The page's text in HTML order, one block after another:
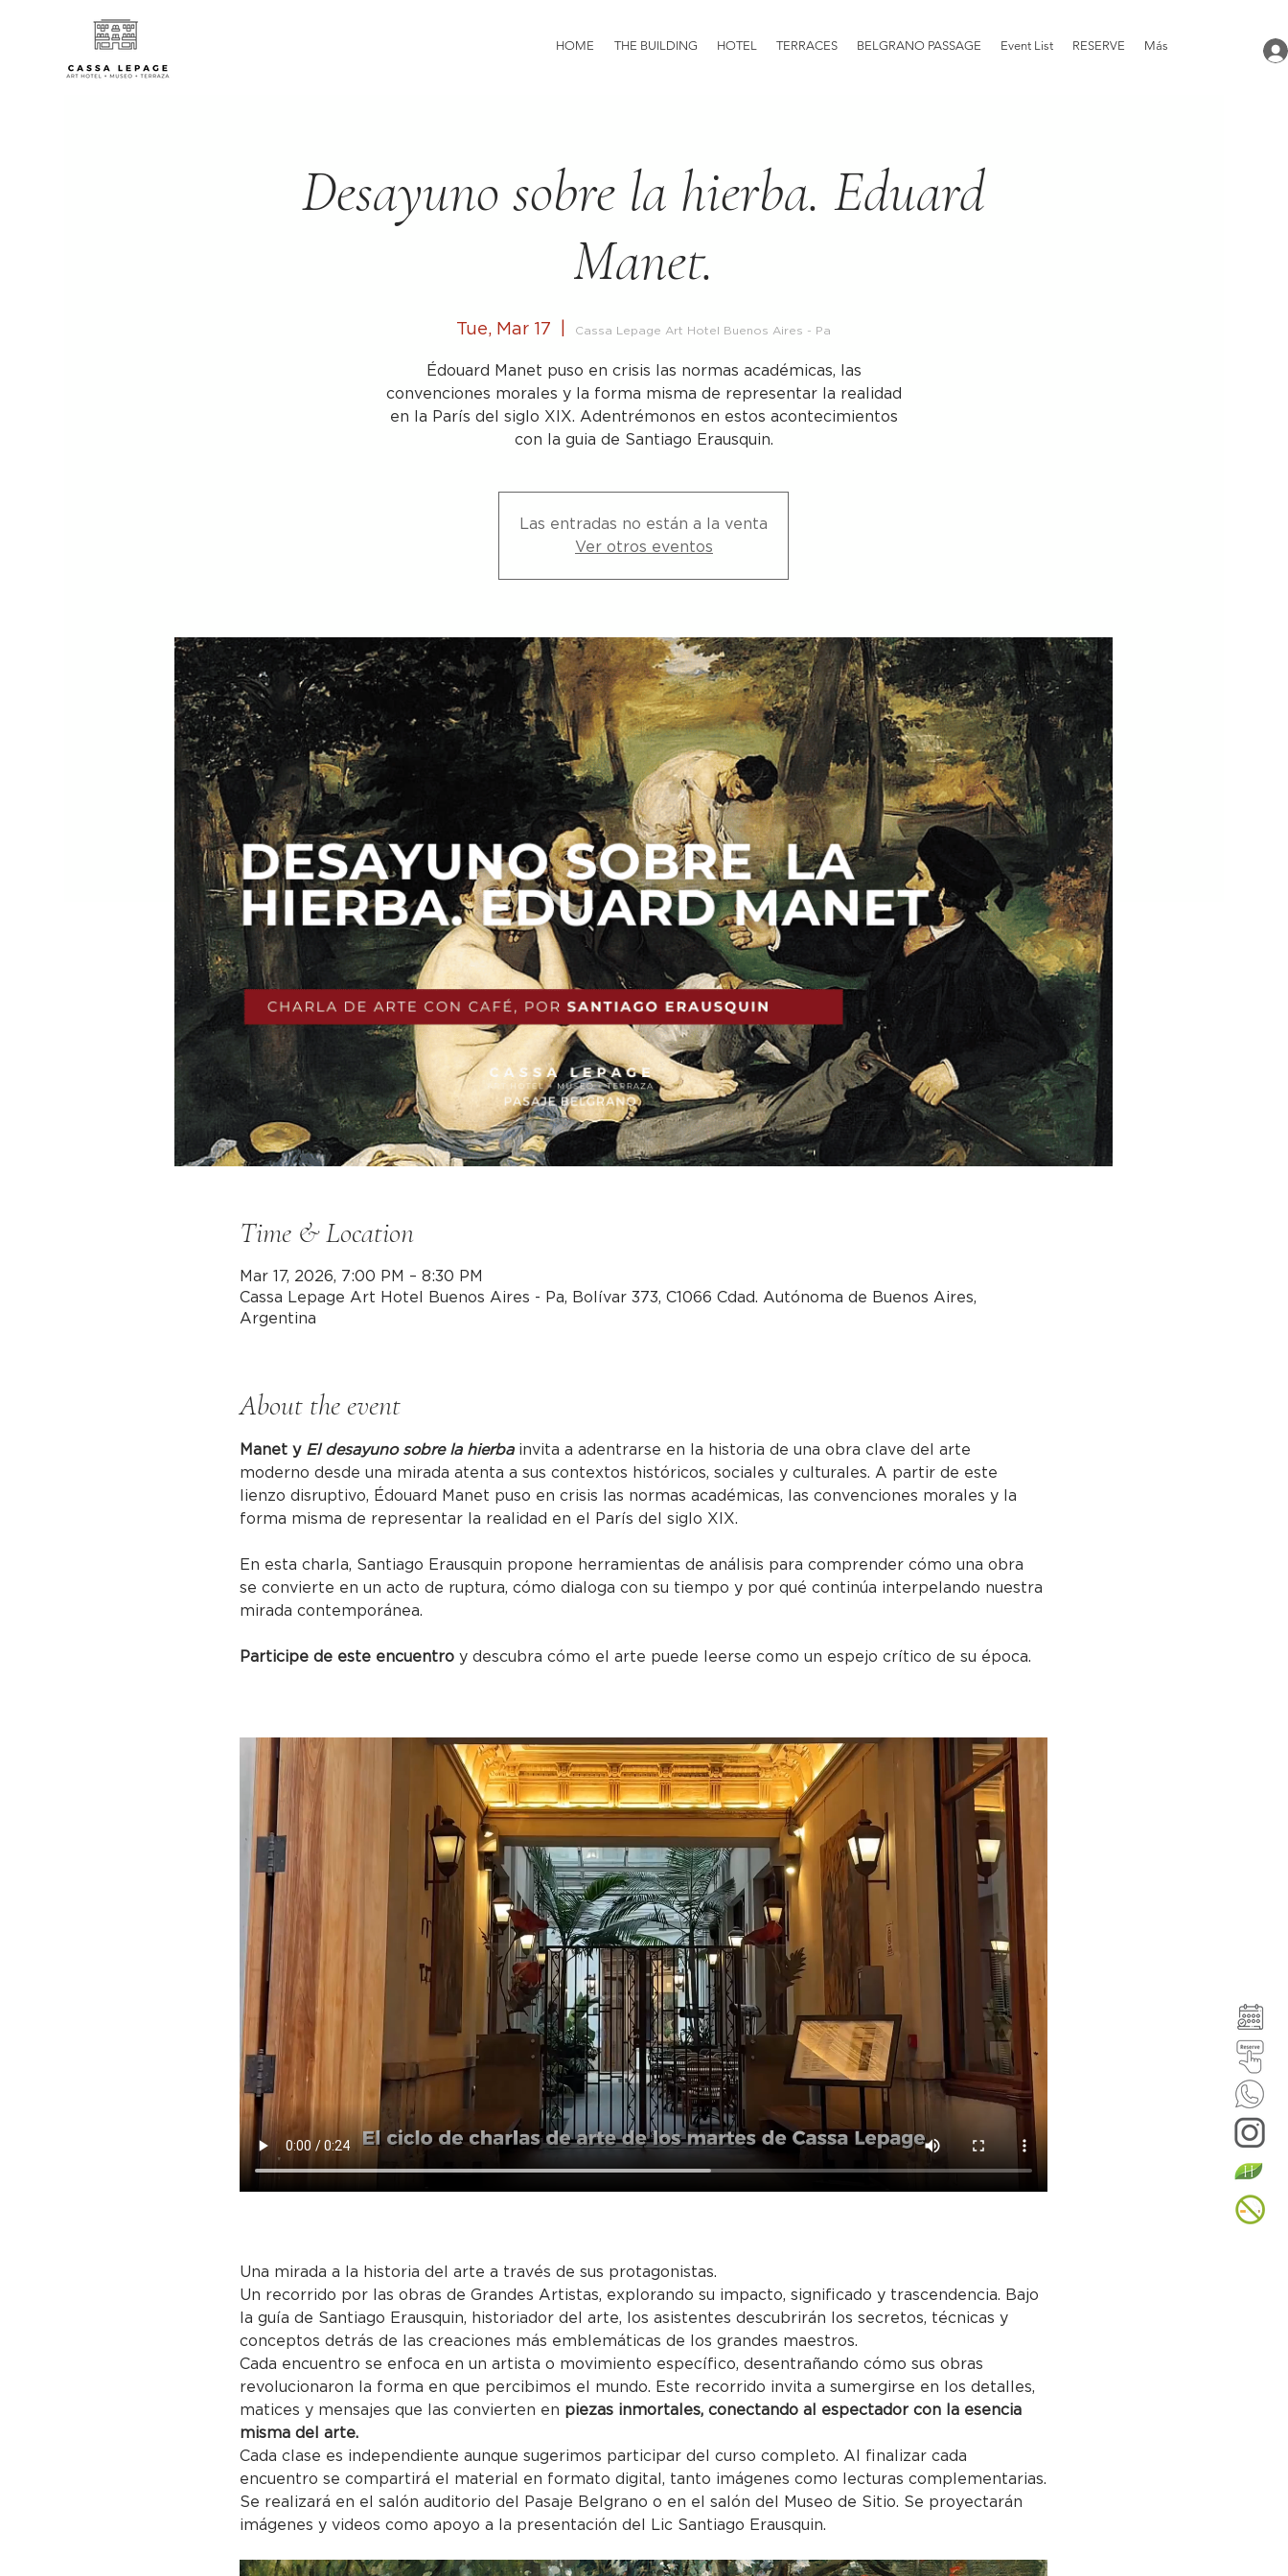
HOME THE BUILDING HOTEL TERRACES BELGRANO PASSAGE Event List RESERVE Más
Desayuno sobre la hierba. Eduard
Manet.
Tue, Mar 17 Cassa Lepage Art Hotel Buenos Aires - Pa
Édouard Manet puso en crisis las normas académicas, las
convenciones morales y la forma misma de representar la realidad
en la París del siglo XIX. Adentrémonos en estos acontecimientos
con la guia de Santiago Erausquin.
Las entradas no están a la venta
Ver otros eventos
Time & Location
Mar 17, 2026, 7:00 PM – 8:30 PM
Cassa Lepage Art Hotel Buenos Aires - Pa, Bolívar 373, C1066 Cdad. Autónoma de Buenos Aires,
Argentina
About the event
Manet y El desayuno sobre la hierba invita a adentrarse en la historia de una obra clave del arte
moderno desde una mirada atenta a sus contextos históricos, sociales y culturales. A partir de este
lienzo disruptivo, Édouard Manet puso en crisis las normas académicas, las convenciones morales y la
forma misma de representar la realidad en el París del siglo XIX.
En esta charla, Santiago Erausquin propone herramientas de análisis para comprender cómo una obra
se convierte en un acto de ruptura, cómo dialoga con su tiempo y por qué continúa interpelando nuestra
mirada contemporánea.
Participe de este encuentro y descubra cómo el arte puede leerse como un espejo crítico de su época.
Una mirada a la historia del arte a través de sus protagonistas.
Un recorrido por las obras de Grandes Artistas, explorando su impacto, significado y trascendencia. Bajo
la guía de Santiago Erausquin, historiador del arte, los asistentes descubrirán los secretos, técnicas y
conceptos detrás de las creaciones más emblemáticas de los grandes maestros.
Cada encuentro se enfoca en un artista o movimiento específico, desentrañando cómo sus obras
revolucionaron la forma en que percibimos el mundo. Este recorrido invita a sumergirse en los detalles,
matices y mensajes que las convierten en piezas inmortales, conectando al espectador con la esencia
misma del arte.
Cada clase es independiente aunque sugerimos participar del curso completo. Al finalizar cada
encuentro se compartirá el material en formato digital, tanto imágenes como lecturas complementarias.
Se realizará en el salón auditorio del Pasaje Belgrano o en el salón del Museo de Sitio. Se proyectarán
imágenes y videos como apoyo a la presentación del Lic Santiago Erausquin.